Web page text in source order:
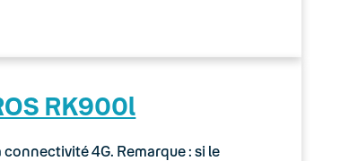
RK900l
4G. Remarque : si le